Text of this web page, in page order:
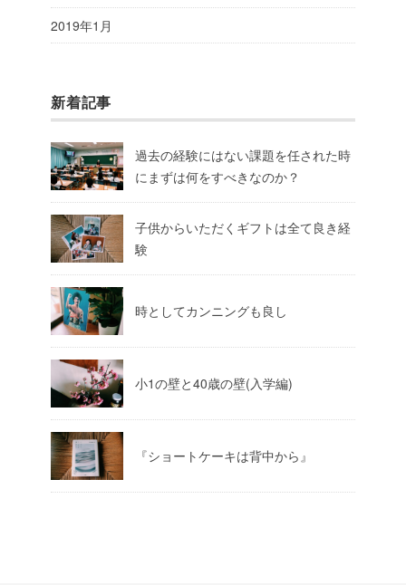
2019年1月
新着記事
過去の経験にはない課題を任された時
にまずは何をすべきなのか？
子供からいただくギフトは全て良き経
験
時としてカンニングも良し
小1の壁と40歳の壁(入学編)
『ショートケーキは背中から』